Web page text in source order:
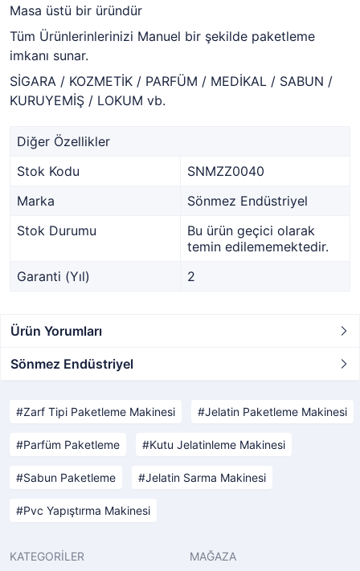
Masa üstü bir üründür
Tüm Ürünlerinlerinizi Manuel bir şekilde paketleme
imkanı sunar.
SİGARA / KOZMETİK / PARFÜM / MEDİKAL / SABUN /
KURUYEMİŞ / LOKUM vb.
Diğer Özellikler
Stok Kodu
SNMZZ0040
Marka
Sönmez Endüstriyel
Stok Durumu
Bu ürün geçici olarak
temin edilememektedir.
Garanti (Yıl)
2
Ürün Yorumları
Sönmez Endüstriyel
Zarf Tipi Paketleme Makinesi Jelatin Paketleme Makinesi
Parfüm Paketleme Kutu Jelatinleme Makinesi
Sabun Paketleme Jelatin Sarma Makinesi
Pvc Yapıştırma Makinesi
KATEGORİLER MAĞAZA